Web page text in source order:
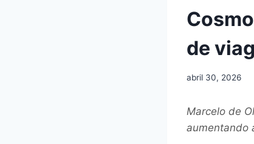
de
abril 30, 2026
Marcelo de
aumentando